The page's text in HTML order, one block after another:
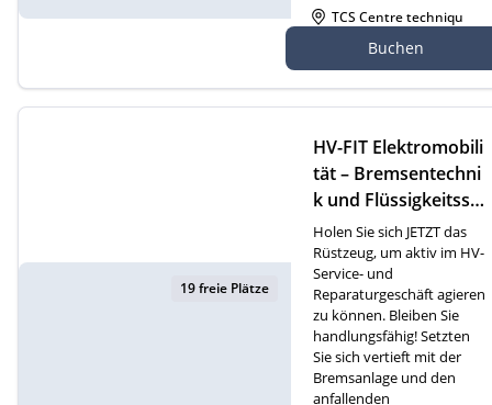
TCS Centre techniqu
Dizy 4, 1304 Cossonay
Buchen
19 freie Plätze
HV-FIT Elektromobili
tät – Bremsentechni
k und Flüssigkeitsser
vice (D)
Holen Sie sich JETZT das
Rüstzeug, um aktiv im HV-
Service- und
Reparaturgeschäft agieren
zu können. Bleiben Sie
handlungsfähig! Setzten
Sie sich vertieft mit der
Bremsanlage und den
anfallenden